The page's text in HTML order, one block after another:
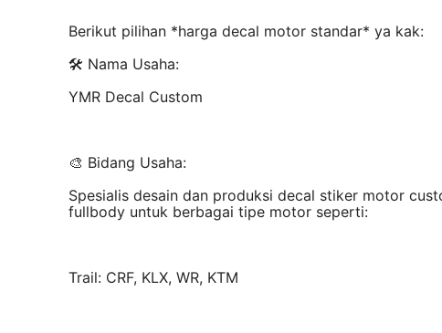
Berikut pilihan *harga decal motor standar* ya kak:
🛠️ Nama Usaha:
YMR Decal Custom
🎨 Bidang Usaha:
Spesialis desain dan produksi decal stiker motor
fullbody untuk berbagai tipe motor seperti:
Trail: CRF, KLX, WR, KTM